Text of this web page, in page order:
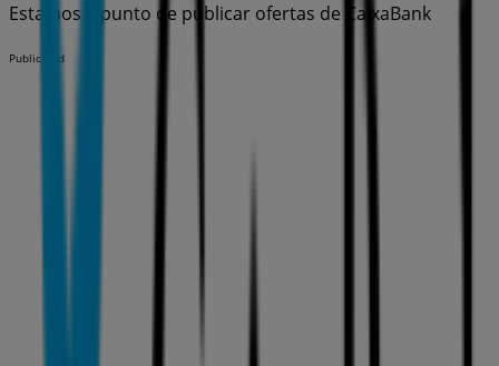
Estamos a punto de publicar ofertas de CaixaBank
Publicidad